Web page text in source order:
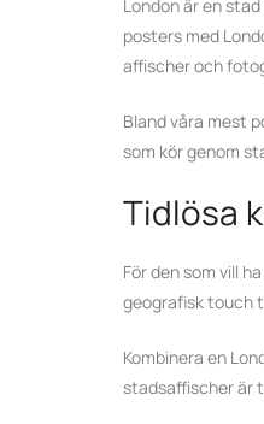
London är en
posters med
affischer och
Bland våra mest
som kör genom
Tidlösa
För den som vill
geografisk touch
Kombinera en
stadsaffischer är